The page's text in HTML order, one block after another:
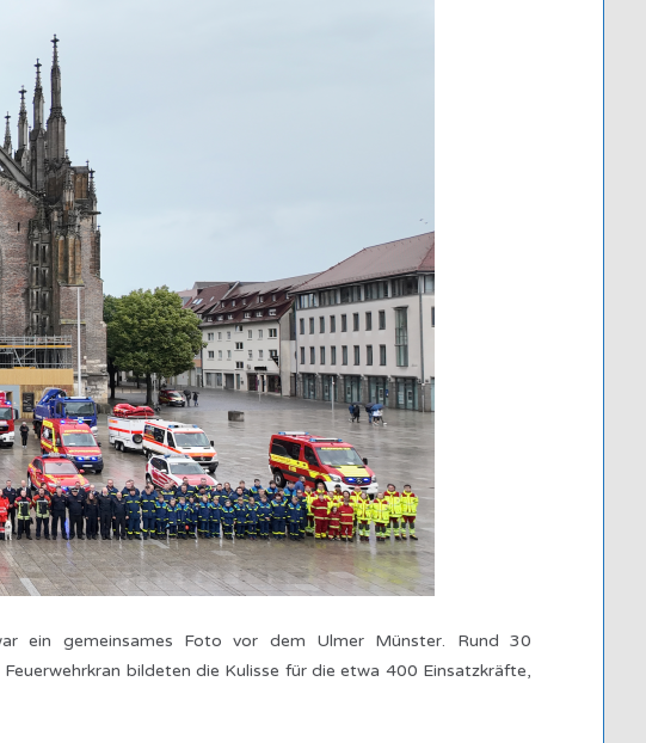
ein gemeinsames Foto vor dem Ulmer Münster. Rund 30
bildeten die Kulisse für die etwa 400 Einsatzkräfte,